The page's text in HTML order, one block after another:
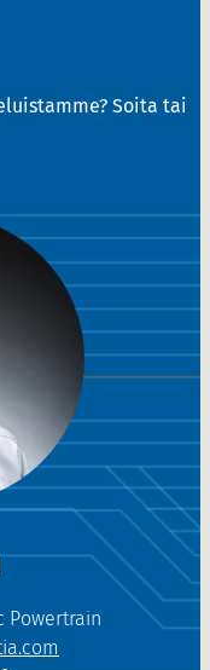
Soita tai
Powertrain